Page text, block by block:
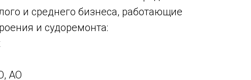
и среднего бизнеса, работающие
и судоремонта:
АО